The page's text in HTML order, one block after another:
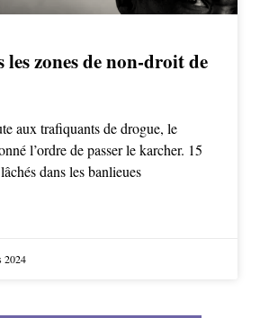
les zones de non-droit de
aux trafiquants de drogue, le
l’ordre de passer le karcher. 15
dans les banlieues
2024